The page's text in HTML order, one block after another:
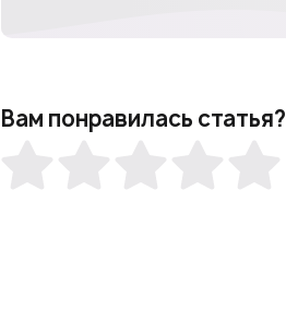
Вам понравилась статья?